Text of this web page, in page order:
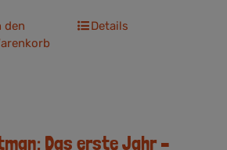
den
Details
Das erste Jahr –